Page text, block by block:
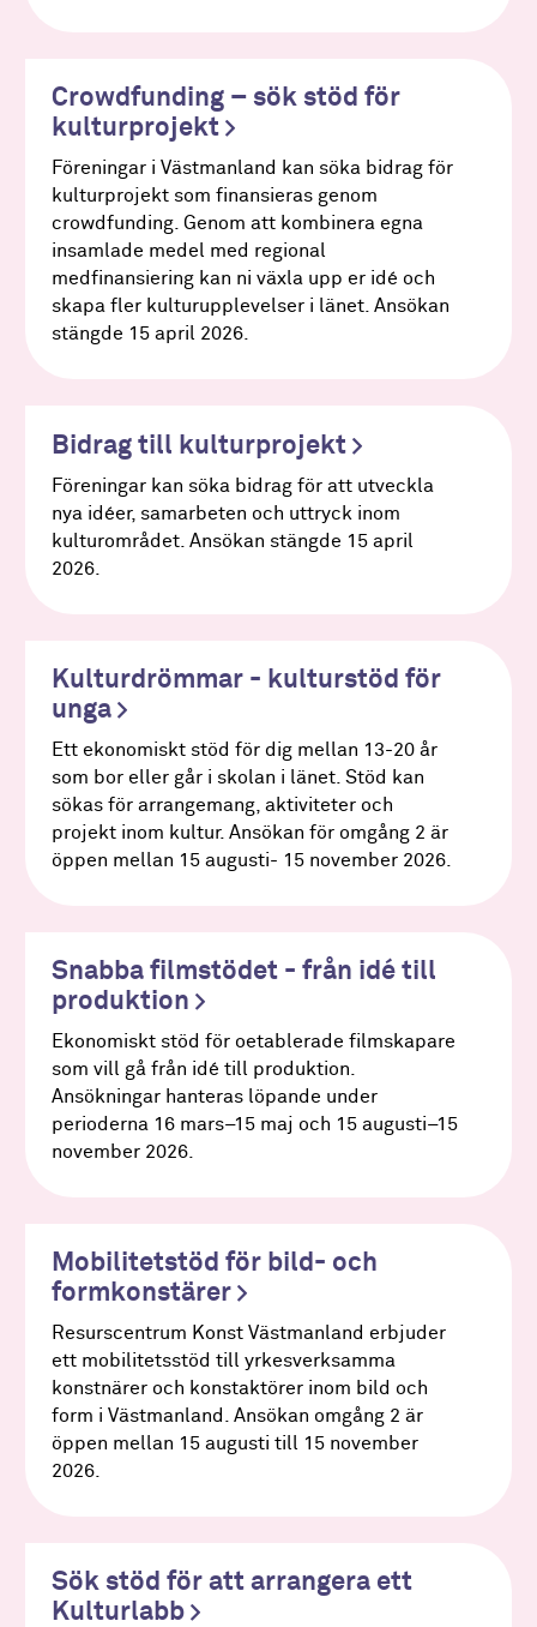
Crowdfunding – sök stöd för
kulturprojekt
Föreningar i Västmanland kan söka bidrag för
kulturprojekt som finansieras genom
crowdfunding. Genom att kombinera egna
insamlade medel med regional
medfinansiering kan ni växla upp er idé och
skapa fler kulturupplevelser i länet. Ansökan
stängde 15 april 2026.
Bidrag till kulturprojekt
Föreningar kan söka bidrag för att utveckla
nya idéer, samarbeten och uttryck inom
kulturområdet. Ansökan stängde 15 april
2026.
Kulturdrömmar - kulturstöd för
unga
Ett ekonomiskt stöd för dig mellan 13-20 år
som bor eller går i skolan i länet. Stöd kan
sökas för arrangemang, aktiviteter och
projekt inom kultur. Ansökan för omgång 2 är
öppen mellan 15 augusti- 15 november 2026.
Snabba filmstödet - från idé till
produktion
Ekonomiskt stöd för oetablerade filmskapare
som vill gå från idé till produktion.
Ansökningar hanteras löpande under
perioderna 16 mars–15 maj och 15 augusti–15
november 2026.
Mobilitetstöd för bild- och
formkonstärer
Resurscentrum Konst Västmanland erbjuder
ett mobilitetsstöd till yrkesverksamma
konstnärer och konstaktörer inom bild och
form i Västmanland. Ansökan omgång 2 är
öppen mellan 15 augusti till 15 november
2026.
Sök stöd för att arrangera ett
Kulturlabb